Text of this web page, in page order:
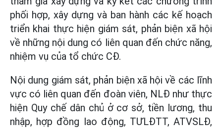
phối hợp, xây dựng và ban hành các kế hoạch
triển khai thực hiện giám sát, phản biện xã hội
về những nội dung có liên quan đến chức năng,
nhiệm vụ của tổ chức CĐ.
Nội dung giám sát, phản biện xã hội về các lĩnh
vực có liên quan đến đoàn viên, NLĐ như thực
hiện Quy chế dân chủ ở cơ sở, tiền lương, thu
nhập, hợp đồng lao động, TƯLĐTT, ATVSLĐ,